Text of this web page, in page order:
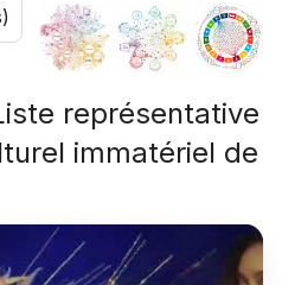
représentative
immatériel de